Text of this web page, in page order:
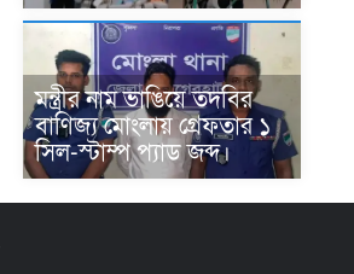
মন্ত্রীর নাম ভাঙিয়ে তদবির
বাণিজ্য মোংলায় গ্রেফতার ১
সিল-স্টাম্প প্যাড জব্দ।